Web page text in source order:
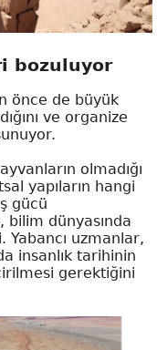
bozuluyor
önce de büyük
ve organize
olmadığı
yapıların hangi
gücü
bilim dünyasında
Yabancı uzmanlar,
insanlık tarihinin
gerektiğini